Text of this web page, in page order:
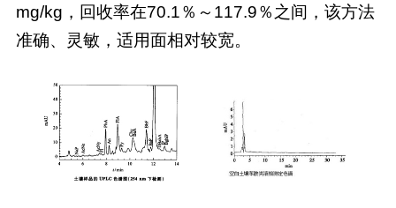
mg/kg，回收率在70.1％～117.9％之间，该方法
准确、灵敏，适用面相对较宽。